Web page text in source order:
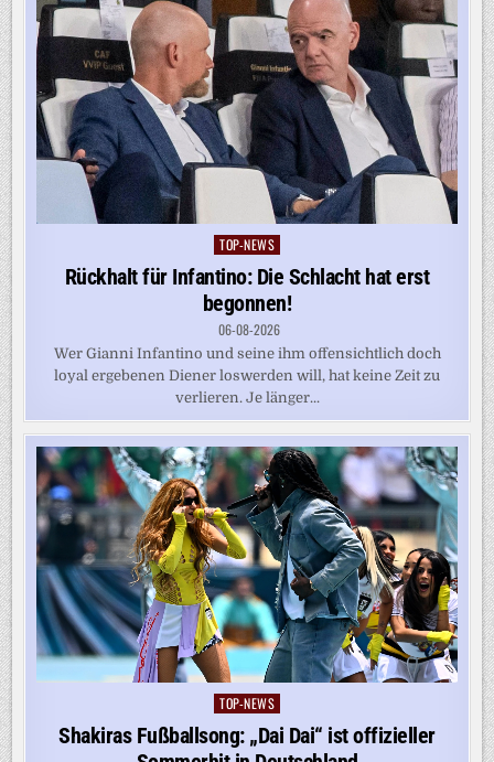
Posted
in
TOP-NEWS
Rückhalt für Infantino: Die Schlacht hat erst
begonnen!
06-08-2026
Wer Gianni Infantino und seine ihm offensichtlich doch
loyal ergebenen Diener loswerden will, hat keine Zeit zu
verlieren. Je länger...
Posted
TOP-NEWS
Shakiras Fußballsong: „Dai Dai“ ist offizieller